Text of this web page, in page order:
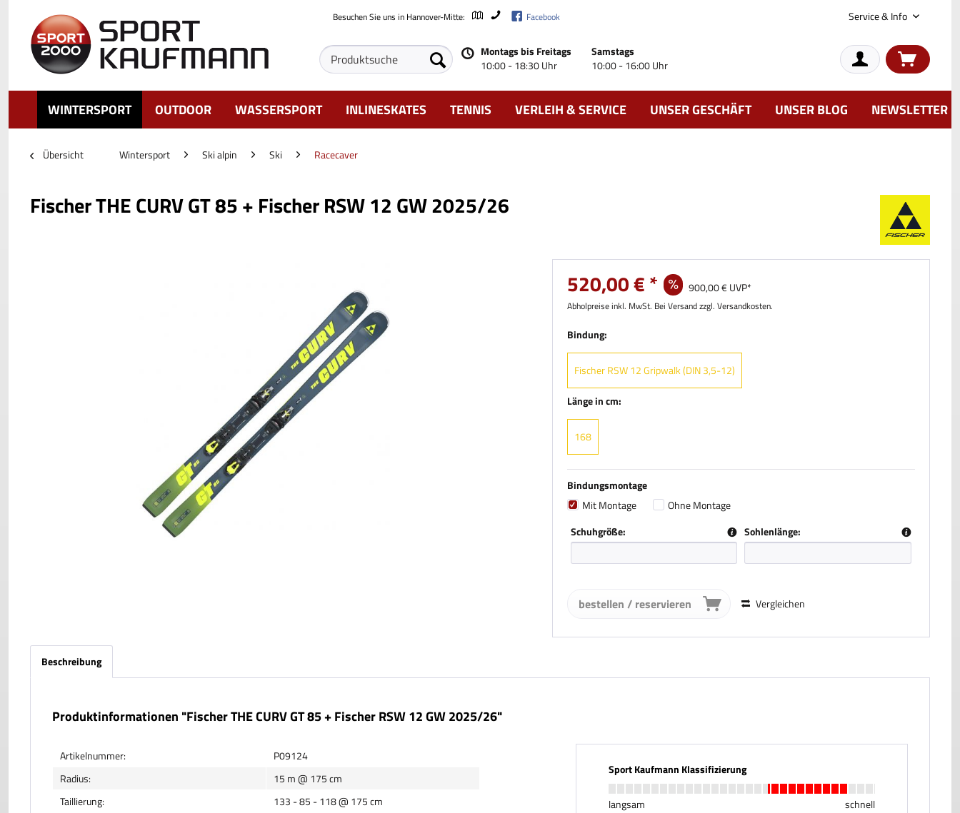
Besuchen Sie uns in Hannover-Mitte: Facebook Service & Info
Montags bis Freitags
10:00 - 18:30 Uhr
Samstags
10:00 - 16:00 Uhr
WINTERSPORT OUTDOOR WASSERSPORT INLINESKATES TENNIS VERLEIH & SERVICE UNSER GESCHÄFT UNSER BLOG NEWSLETTER
Übersicht Wintersport Ski alpin Ski Racecaver
Fischer THE CURV GT 85 + Fischer RSW 12 GW 2025/26
520,00 € * 900,00 € UVP*
Abholpreise inkl. MwSt. Bei Versand zzgl. Versandkosten.
Bindung:
Fischer RSW 12 Gripwalk (DIN 3,5-12)
Länge in cm:
168
Bindungsmontage
Mit Montage
Ohne Montage
Schuhgröße:
Sohlenlänge:
bestellen / reservieren Vergleichen
Beschreibung
Produktinformationen "Fischer THE CURV GT 85 + Fischer RSW 12 GW 2025/26"
Artikelnummer:
P09124
Radius:
15 m @ 175 cm
Taillierung:
133 - 85 - 118 @ 175 cm
Sport Kaufmann Klassifizierung
langsam schnell